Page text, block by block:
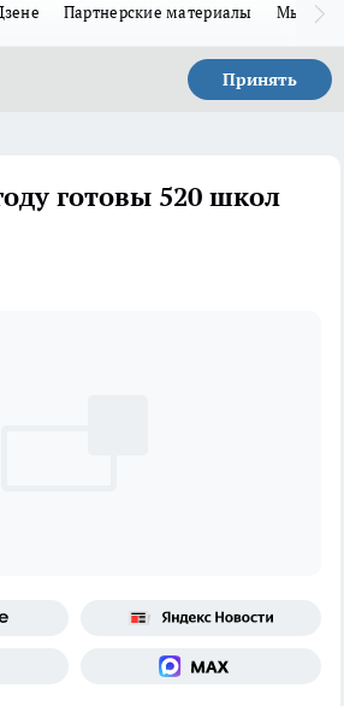
Партнерские материалы Мы в
Принять
готовы 520 школ